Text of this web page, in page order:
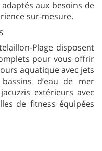
aux besoins de
sur-mesure.
Plage disposent
pour vous offrir
aquatique avec jets
d’eau de mer
extérieurs avec
de fitness équipées